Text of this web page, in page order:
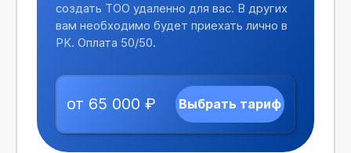
создать ТОО удаленно для вас. В других
вам необходимо будет приехать лично в
РК. Оплата 50/50.
от 65 000 ₽ Выбрать тариф